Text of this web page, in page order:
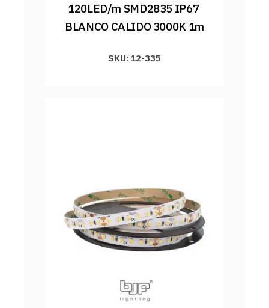
120LED/m SMD2835 IP67
BLANCO CALIDO 3000K 1m
SKU: 12-335